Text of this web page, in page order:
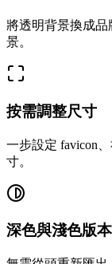
將透明背景換成
景。
按需調整尺寸
一步設定 favicon
寸。
深色與淺色版本